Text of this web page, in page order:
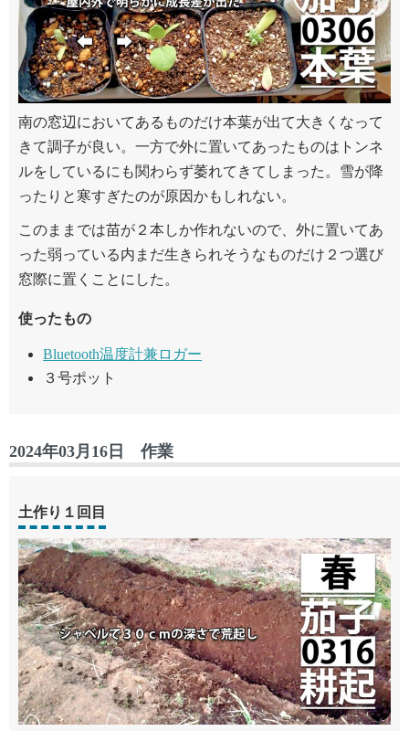
南の窓辺においてあるものだけ本葉が出て大きくなって
きて調子が良い。一方で外に置いてあったものはトンネ
ルをしているにも関わらず萎れてきてしまった。雪が降
ったりと寒すぎたのが原因かもしれない。
このままでは苗が２本しか作れないので、外に置いてあ
った弱っている内まだ生きられそうなものだけ２つ選び
窓際に置くことにした。
使ったもの
Bluetooth温度計兼ロガー
３号ポット
2024年03月16日 作業
土作り１回目